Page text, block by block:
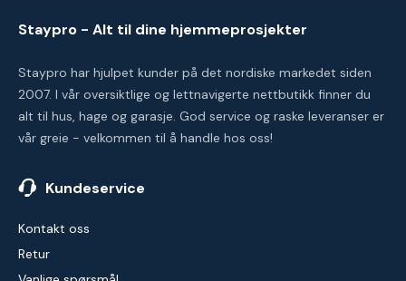
Staypro - Alt til dine hjemmeprosjekter
Staypro har hjulpet kunder på det nordiske markedet siden
2007. I vår oversiktlige og lettnavigerte nettbutikk finner du
alt til hus, hage og garasje. God service og raske leveranser er
vår greie - velkommen til å handle hos oss!
Kundeservice
Kontakt oss
Retur